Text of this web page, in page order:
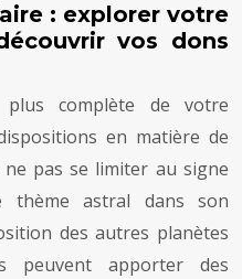
: explorer votre
vos dons
plus complète de votre
en matière de
pas se limiter au signe
thème astral dans son
des autres planètes
peuvent apporter des